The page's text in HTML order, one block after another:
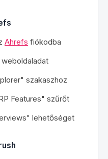
Ahrefs fiókodba
szakaszhoz
Features" szűrőt
lehetőséget